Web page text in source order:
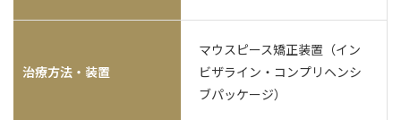
治療方法・装置
マウスピース矯正装置（イン
ビザライン・コンプリヘンシ
ブパッケージ）